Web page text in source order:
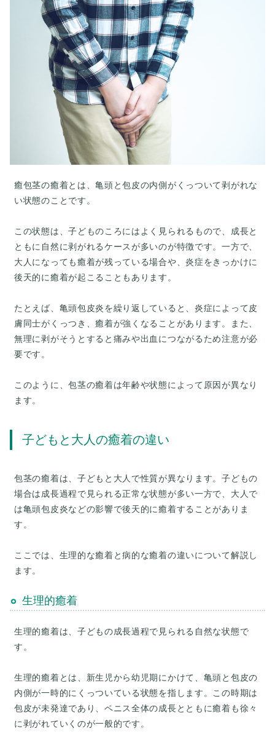
癒包茎の癒着とは、亀頭と包皮の内側がくっついて剥がれな
い状態のことです。
この状態は、子どものころにはよく見られるもので、成長と
ともに自然に剥がれるケースが多いのが特徴です。一方で、
大人になっても癒着が残っている場合や、炎症をきっかけに
後天的に癒着が起こることもあります。
たとえば、亀頭包皮炎を繰り返していると、炎症によって皮
膚同士がくっつき、癒着が強くなることがあります。また、
無理に剥がそうとすると痛みや出血につながるため注意が必
要です。
このように、包茎の癒着は年齢や状態によって原因が異なり
子どもと大人の癒着の違い
包茎の癒着は、子どもと大人で性質が異なります。子どもの
場合は成長過程で見られる正常な状態が多い一方で、大人で
は亀頭包皮炎などの影響で後天的に癒着することがありま
す。
ここでは、生理的な癒着と病的な癒着の違いについて解説し
生理的癒着
生理的癒着は、子どもの成長過程で見られる自然な状態で
す。
生理的癒着とは、新生児から幼児期にかけて、亀頭と包皮の
内側が一時的にくっついている状態を指します。この時期は
包皮が未発達であり、ペニス全体の成長とともに癒着も徐々
に剥がれていくのが一般的です。